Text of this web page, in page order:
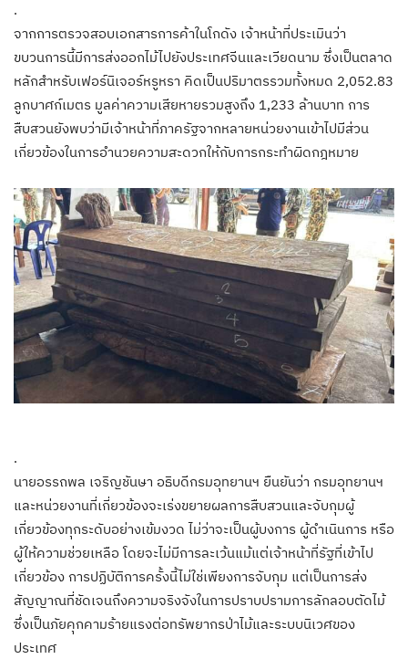
.
จากการตรวจสอบเอกสารการค้าในโกดัง เจ้าหน้าที่ประเมินว่า
ขบวนการนี้มีการส่งออกไม้ไปยังประเทศจีนและเวียดนาม ซึ่งเป็นตลาด
หลักสำหรับเฟอร์นิเจอร์หรูหรา คิดเป็นปริมาตรรวมทั้งหมด 2,052.83
ลูกบาศก์เมตร มูลค่าความเสียหายรวมสูงถึง 1,233 ล้านบาท การ
สืบสวนยังพบว่ามีเจ้าหน้าที่ภาครัฐจากหลายหน่วยงานเข้าไปมีส่วน
เกี่ยวข้องในการอำนวยความสะดวกให้กับการกระทำผิดกฎหมาย
.
นายอรรถพล เจริญชันษา อธิบดีกรมอุทยานฯ ยืนยันว่า กรมอุทยานฯ
และหน่วยงานที่เกี่ยวข้องจะเร่งขยายผลการสืบสวนและจับกุมผู้
เกี่ยวข้องทุกระดับอย่างเข้มงวด ไม่ว่าจะเป็นผู้บงการ ผู้ดำเนินการ หรือ
ผู้ให้ความช่วยเหลือ โดยจะไม่มีการละเว้นแม้แต่เจ้าหน้าที่รัฐที่เข้าไป
เกี่ยวข้อง การปฏิบัติการครั้งนี้ไม่ใช่เพียงการจับกุม แต่เป็นการส่ง
สัญญาณที่ชัดเจนถึงความจริงจังในการปราบปรามการลักลอบตัดไม้
ซึ่งเป็นภัยคุกคามร้ายแรงต่อทรัพยากรป่าไม้และระบบนิเวศของ
ประเทศ